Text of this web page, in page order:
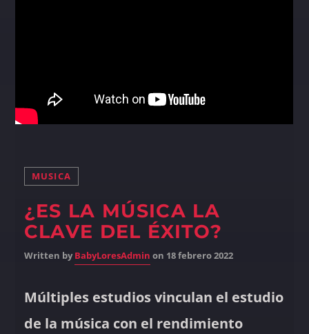
MUSICA
¿ES LA MÚSICA LA
CLAVE DEL ÉXITO?
Written by BabyLoresAdmin on 18 febrero 2022
Múltiples estudios vinculan el estudio
de la música con el rendimiento